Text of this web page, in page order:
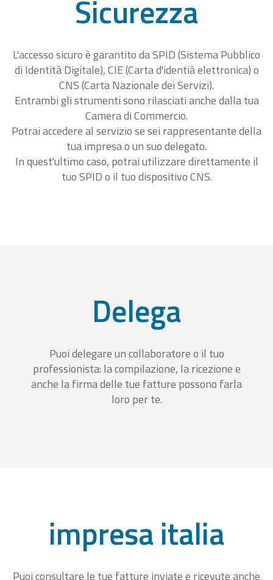
Sicurezza
L'accesso sicuro è garantito da SPID (Sistema Pubblico
di Identità Digitale), CIE (Carta d'identià elettronica) o
CNS (Carta Nazionale dei Servizi).
Entrambi gli strumenti sono rilasciati anche dalla tua
Camera di Commercio.
Potrai accedere al servizio se sei rappresentante della
tua impresa o un suo delegato.
In quest'ultimo caso, potrai utilizzare direttamente il
tuo SPID o il tuo dispositivo CNS.
Delega
Puoi delegare un collaboratore o il tuo
professionista: la compilazione, la ricezione e
anche la firma delle tue fatture possono farla
loro per te.
impresa italia
Puoi consultare le tue fatture inviate e ricevute anche